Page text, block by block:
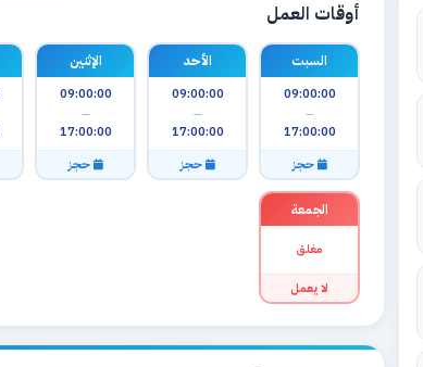
أوقات العمل
السبت
09:00:00
—
17:00:00
حجز
الأحد
09:00:00
—
17:00:00
حجز
الإثنين
09:00:00
—
17:00:00
حجز
الجمعة
مغلق
لا يعمل